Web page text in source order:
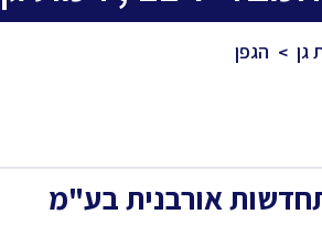
גן הגפן
אורבנית בע"מ